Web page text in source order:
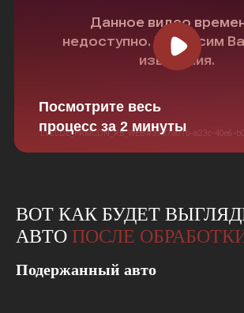
Посмотрите весь
процесс за 2 минуты
ВОТ КАК БУДЕТ
АВТО ПОСЛЕ
Подержанный авто